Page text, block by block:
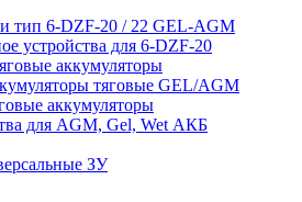
тип 6-DZF-20 / 22 GEL-AGM
устройства для 6-DZF-20
аккумуляторы
тяговые GEL/AGM
аккумуляторы
для AGM, Gel, Wet АКБ
ЗУ